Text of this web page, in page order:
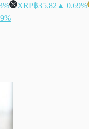
XRP฿35.82 ▲ 0.69%